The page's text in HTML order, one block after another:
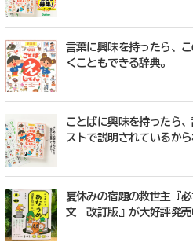
言葉に興味を持ったら、
くこともできる辞典。
ことばに興味を持ったら
ストで説明されているか
夏休みの宿題の救世主『
文 改訂版』が大好評発売